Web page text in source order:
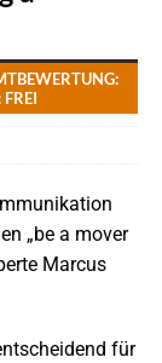
„be a mover
Marcus
für